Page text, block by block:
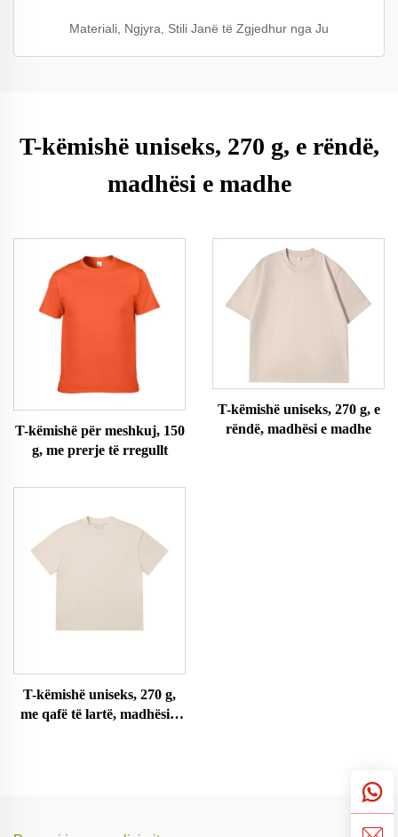
Materiali, Ngjyra, Stili Janë të Zgjedhur nga Ju
T-këmishë uniseks, 270 g, e rëndë,
madhësi e madhe
T-këmishë për meshkuj, 150
g, me prerje të rregullt
T-këmishë uniseks, 270 g, e
rëndë, madhësi e madhe
T-këmishë uniseks, 270 g,
me qafë të lartë, madhësi e